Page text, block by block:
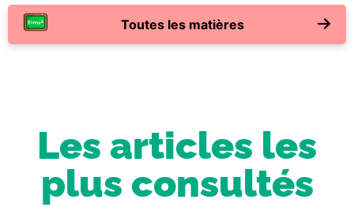
Toutes les matières
Les articles les
plus consultés